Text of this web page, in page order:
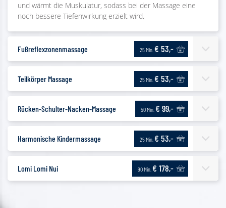
und wärmt die Muskulatur, sodass bei der Massage eine
noch bessere Tiefenwirkung erzielt wird.
Fußreflexzonenmassage 25 Min. € 53,-
Teilkörper Massage 25 Min. € 53,-
Rücken-Schulter-Nacken-Massage 50 Min. € 99,-
Harmonische Kindermassage 25 Min. € 53,-
Lomi Lomi Nui 90 Min. € 178,-